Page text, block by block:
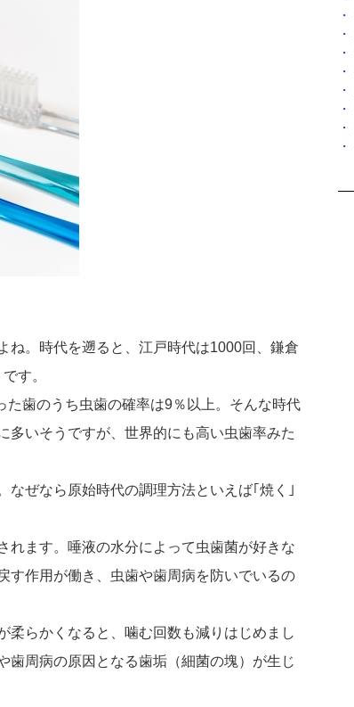
ね。時代を遡ると、江戸時代は1000回、鎌倉
す。
歯のうち虫歯の確率は9％以上。そんな時代
多いそうですが、世界的にも高い虫歯率みた
なぜなら原始時代の調理方法といえば｢焼く｣
れます。唾液の水分によって虫歯菌が好きな
す作用が働き、虫歯や歯周病を防いでいるの
柔らかくなると、噛む回数も減りはじめまし
歯周病の原因となる歯垢（細菌の塊）が生じ